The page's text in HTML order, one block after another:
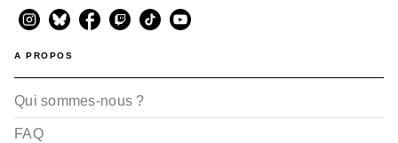
A PROPOS
Qui sommes-nous ?
FAQ